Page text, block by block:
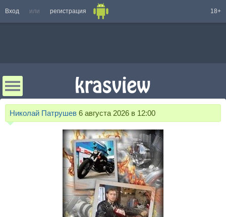
Вход или регистрация 18+
Николай Патрушев 6 августа 2026 в 12:00